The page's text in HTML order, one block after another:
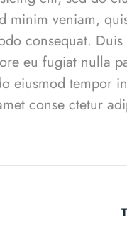
minim veniam,
consequat.
eu fugiat nulla
eiusmod tempor
conse ctetur